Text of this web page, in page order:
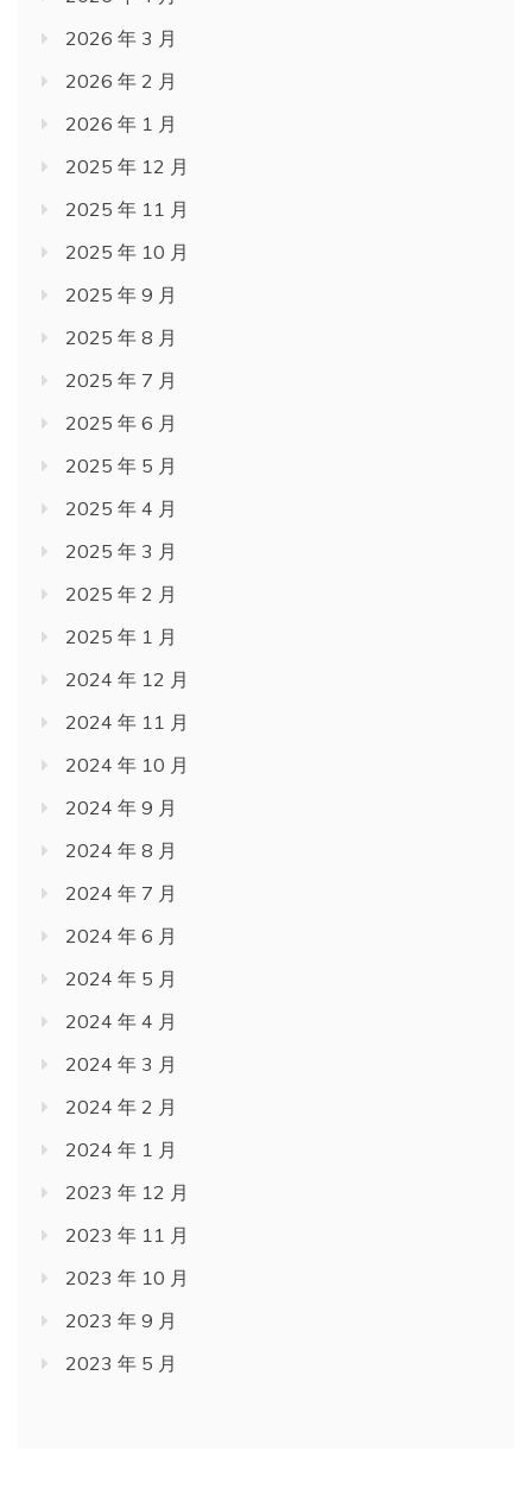
2026 年 3 月
2026 年 2 月
2026 年 1 月
2025 年 12 月
2025 年 11 月
2025 年 10 月
2025 年 9 月
2025 年 8 月
2025 年 7 月
2025 年 6 月
2025 年 5 月
2025 年 4 月
2025 年 3 月
2025 年 2 月
2025 年 1 月
2024 年 12 月
2024 年 11 月
2024 年 10 月
2024 年 9 月
2024 年 8 月
2024 年 7 月
2024 年 6 月
2024 年 5 月
2024 年 4 月
2024 年 3 月
2024 年 2 月
2024 年 1 月
2023 年 12 月
2023 年 11 月
2023 年 10 月
2023 年 9 月
2023 年 5 月